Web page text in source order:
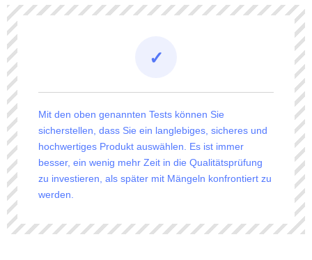
Mit den oben genannten Tests können Sie
sicherstellen, dass Sie ein langlebiges, sicheres und
hochwertiges Produkt auswählen. Es ist immer
besser, ein wenig mehr Zeit in die Qualitätsprüfung
zu investieren, als später mit Mängeln konfrontiert zu
werden.